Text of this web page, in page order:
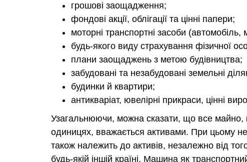
грошові заощадження;
фондові акції, облігації та цінні папери;
моторні транспортні засоби
будь-якого виду страхування фізичної
плани заощаджень з метою будівництва;
забудовані та незабудовані земельні
будинки й квартири;
антикваріат, ювелірні прикраси, цінні
Узагальнюючи, можна сказати, що все майно,
одиницях, вважається активами. При цьому
також належить до активів, незалежно від
будь-якій іншій країні. Машина як